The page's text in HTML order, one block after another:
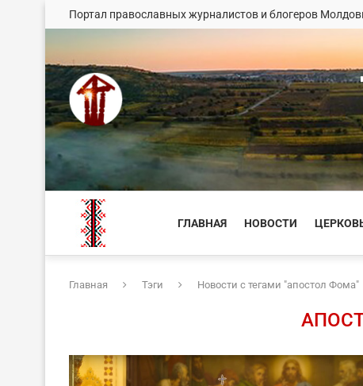
Портал православных журналистов и блогеров
ГЛАВНАЯ НОВОСТИ
Главная Тэги Новости с тегами "апостол Фома"